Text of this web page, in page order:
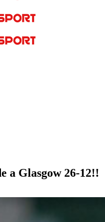
a Glasgow 26-12!!